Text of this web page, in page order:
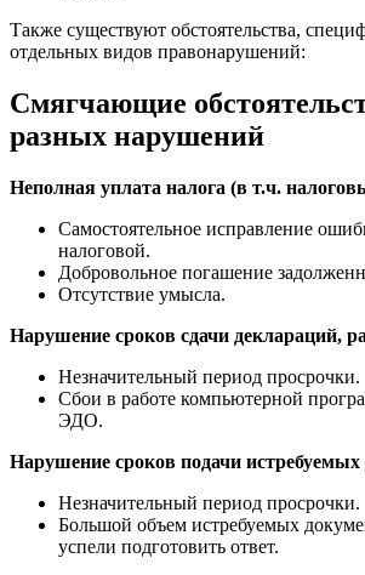
Также существуют обстоятельства,
отдельных видов правонарушений:
Смягчающие
разных нарушений
Неполная уплата налога (в т.ч.
Самостоятельное исправление
налоговой.
Добровольное погашение
Отсутствие умысла.
Нарушение сроков сдачи деклараций,
Незначительный период просрочки.
Сбои в работе компьютерной
ЭДО.
Нарушение сроков подачи истребуемых
Незначительный период просрочки.
Большой объем истребуемых
успели подготовить ответ.